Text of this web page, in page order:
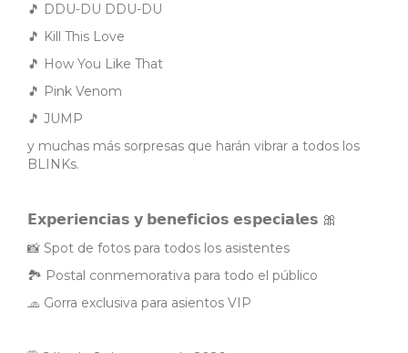
🎵 DDU-DU DDU-DU
🎵 Kill This Love
🎵 How You Like That
🎵 Pink Venom
🎵 JUMP
y muchas más sorpresas que harán vibrar a todos los
BLINKs.
𝗘𝘅𝗽𝗲𝗿𝗶𝗲𝗻𝗰𝗶𝗮𝘀 𝘆 𝗯𝗲𝗻𝗲𝗳𝗶𝗰𝗶𝗼𝘀 𝗲𝘀𝗽𝗲𝗰𝗶𝗮𝗹𝗲𝘀 🎀
📸 Spot de fotos para todos los asistentes
🏞️ Postal conmemorativa para todo el público
🧢 Gorra exclusiva para asientos VIP